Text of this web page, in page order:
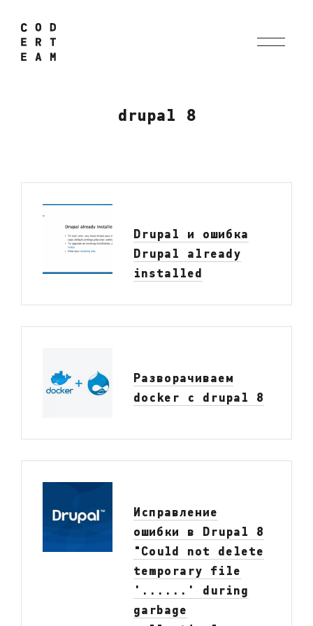
drupal 8
Drupal и ошибка
Drupal already
installed
Разворачиваем
docker с drupal 8
Исправление
ошибки в Drupal 8
"Could not delete
temporary file
'......' during
garbage